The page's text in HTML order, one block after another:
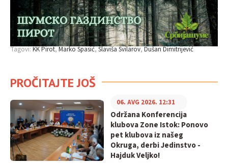
Tagovi:KK Pirot Marko Spasić Slaviša Svilarov Dušan Dimitrijević
PROČITAJTE JOŠ
Održana Konferencija
klubova Zone Istok: Ponovo
pet klubova iz našeg
Okruga, derbi Jedinstvo -
Hajduk Veljko!
06. AVG 2026. 12:31